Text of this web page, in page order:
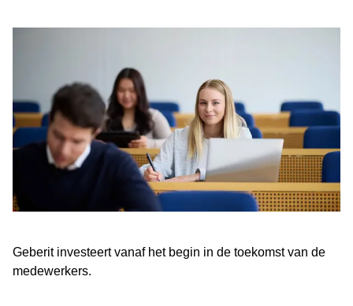
Geberit investeert vanaf het begin in de toekomst van de
medewerkers.